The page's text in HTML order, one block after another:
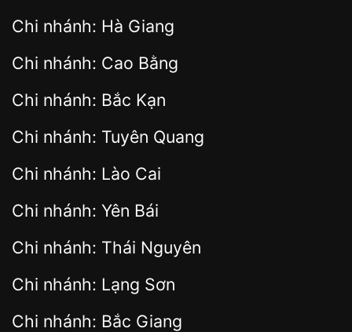
Chi nhánh: Hà Giang
Chi nhánh: Cao Bằng
Chi nhánh: Bắc Kạn
Chi nhánh: Tuyên Quang
Chi nhánh: Lào Cai
Chi nhánh: Yên Bái
Chi nhánh: Thái Nguyên
Chi nhánh: Lạng Sơn
Chi nhánh: Bắc Giang